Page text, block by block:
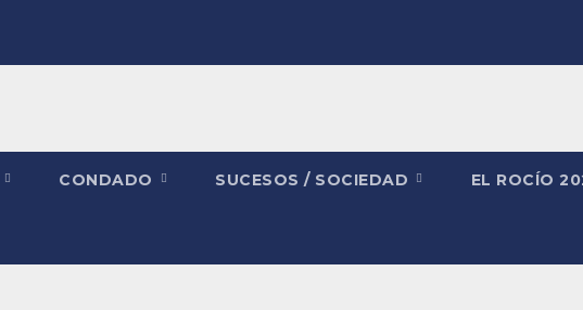
CONDADO SUCESOS / SOCIEDAD EL ROCÍO